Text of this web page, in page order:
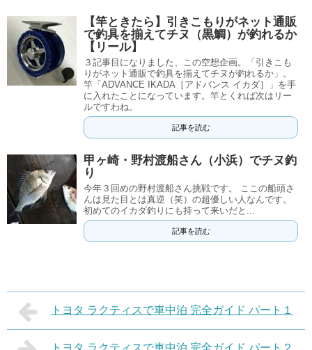
【竿ときたら】引きこもりがネット通販
で釣具を揃えてチヌ（黒鯛）が釣れるか
【リール】
３記事目になりました、この空想企画。「引きこも
りがネット通販で釣具を揃えてチヌが釣れるか」。
竿「ADVANCE IKADA［アドバンス イカダ］」を手
に入れたことになっています。竿とくれば次はリー
ルですわね。
記事を読む
甲ヶ崎・野村渡船さん（小浜）でチヌ釣
り
今年３回めの野村渡船さん挑戦です。 ここの船頭さ
んは見た目とは真逆（笑）の超優しい人なんです。
初めてのイカダ釣りにも持って来いだと...
記事を読む
トヨタ ラクティスで車中泊 完全ガイド パート１
トヨタ ラクティスで車中泊 完全ガイド パート２